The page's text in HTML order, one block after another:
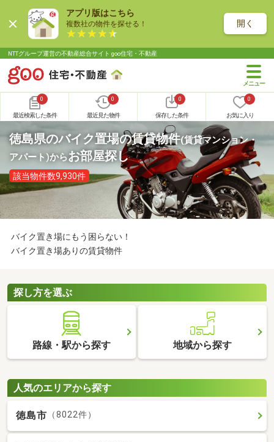
アプリ版はこちら
複数社の物件を探せる！ 開く
NTTグループ運営の不動産総合サイト goo住宅・不動産
0
最近検索した条件
0
最近見た物件
0
保存した条件
0
お気に入り
徳島県のバイク置場の賃貸物件(賃貸マンション・
アパート)からお部屋探し
該当物件数9,930件
バイク置き場にもう困らない！
バイク置き場ありの賃貸物件
探し方を選ぶ
路線・駅から探す 地域から探す
人気のエリアから探す
徳島市 （8022件）